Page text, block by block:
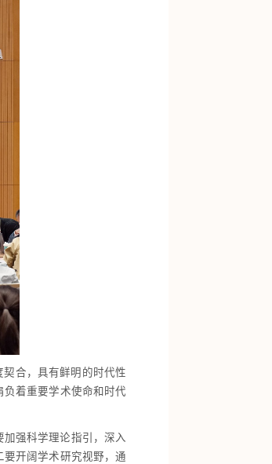
合，具有鲜明的时代性
着重要学术使命和时代
强科学理论指引，深入
开阔学术研究视野，通